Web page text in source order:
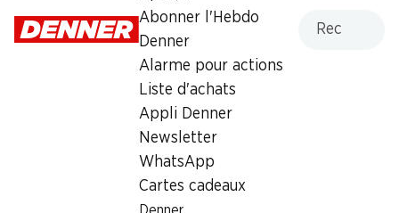
Abonner l'Hebdo
Denner
Alarme pour actions
Liste d'achats
Appli Denner
Newsletter
WhatsApp
Cartes cadeaux
Mercredi
Heures d'ouverture spéciales
Sam., 15.08.2026